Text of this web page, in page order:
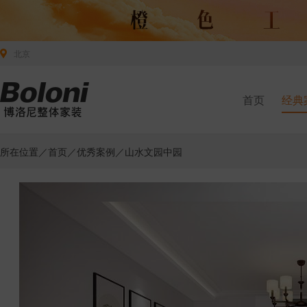
首页 经典
所在位置／首页 ／优秀案例 ／山水文园中园